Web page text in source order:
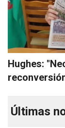
Hughes:
Últimas